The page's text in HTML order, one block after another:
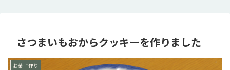
さつまいもおからクッキーを作りました
お菓子作り